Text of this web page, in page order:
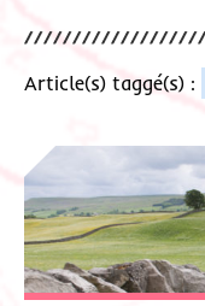
Article(s) taggé(s) :